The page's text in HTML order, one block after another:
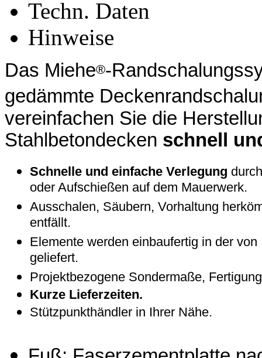
Techn. Daten
Hinweise
Das Miehe®-
gedämmte
vereinfachen Sie die
Stahlbetondecken schnell
Schnelle und einfache Verlegung
oder Aufschießen auf dem Mauerwerk.
Ausschalen, Säubern, Vorhaltung
entfällt.
Elemente werden einbaufertig in der
geliefert.
Projektbezogene Sondermaße,
Kurze Lieferzeiten.
Stützpunkthändler in Ihrer Nähe.